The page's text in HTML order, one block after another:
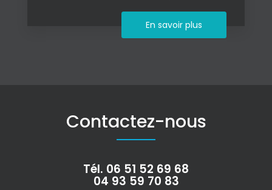
En savoir plus
Contactez-nous
Tél. 06 51 52 69 68
04 93 59 70 83